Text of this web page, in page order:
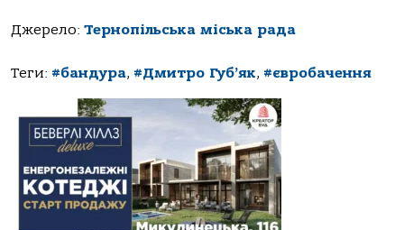
Джерело: Тернопільська міська рада
Теги: #бандура, #Дмитро Губ’як, #євробачення